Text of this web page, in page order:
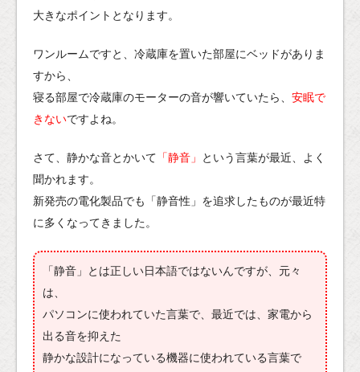
大きなポイントとなります。
ワンルームですと、冷蔵庫を置いた部屋にベッドがありま
すから、
寝る部屋で冷蔵庫のモーターの音が響いていたら、 安眠で
きないですよね。
さて、静かな音とかいて 「静音」
という言葉が最近、よく
聞かれます。
新発売の電化製品でも「静音性」を追求したものが最近特
に多くなってきました。
「静音」とは正しい日本語ではないんですが、元々
は、
パソコンに使われていた言葉で、最近では、家電から
出る音を抑えた
静かな設計になっている機器に使われている言葉で